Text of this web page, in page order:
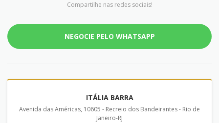
Compartilhe nas redes sociais!
NEGOCIE PELO WHATSAPP
ITÁLIA BARRA
Avenida das Américas, 10605 - Recreio dos Bandeirantes - Rio de
Janeiro-RJ